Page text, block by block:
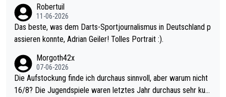
Robertuil
11-06-2026
Das beste, was dem Darts-Sportjournalismus in Deutschland p
assieren konnte, Adrian Geiler! Tolles Portrait :).
Morgoth42x
07-06-2026
Die Aufstockung finde ich durchaus sinnvoll, aber warum nicht
16/8? Die Jugendspiele waren letztes Jahr durchaus sehr kurz